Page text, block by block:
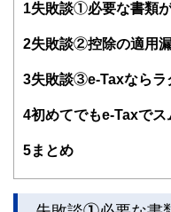
得者を中心に「
験者で構成され
護士、税理士、
かしく感じられ
をわかりやすく
1 失敗談①必要な書類
2失敗談②控除の適用
3失敗談③e-Taxならラ
4初めてでもe-Taxで
5まとめ